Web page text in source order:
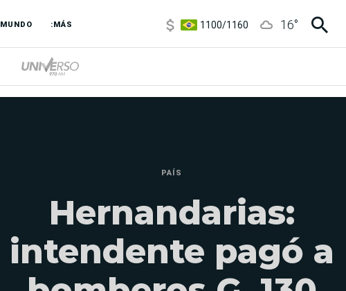
MUNDO :MÁS
3,8/4
16°
PAÍS
Hernandarias:
intendente pagó a